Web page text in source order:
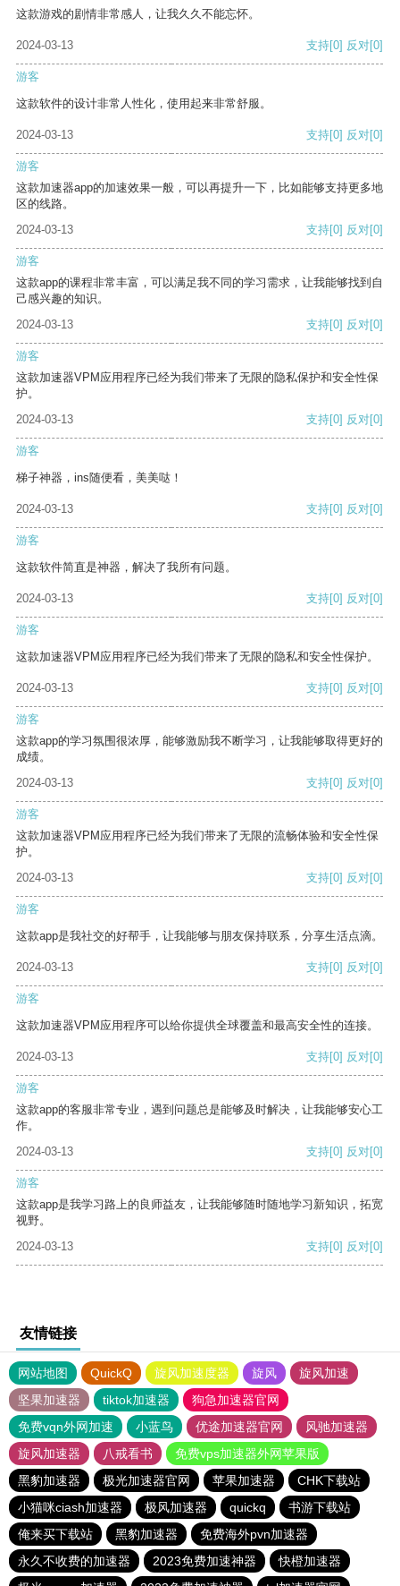
这款游戏的剧情非常感人，让我久久不能忘怀。
2024-03-13 支持[0] 反对[0]
游客
这款软件的设计非常人性化，使用起来非常舒服。
2024-03-13 支持[0] 反对[0]
游客
这款加速器app的加速效果一般，可以再提升一下，比如能够支持更多地
区的线路。
2024-03-13
支持[0] 反对[0]
游客
这款app的课程非常丰富，可以满足我不同的学习需求，让我能够找到自
己感兴趣的知识。
2024-03-13
支持[0] 反对[0]
游客
这款加速器VPM应用程序已经为我们带来了无限的隐私保护和安全性保
护。
2024-03-13
支持[0] 反对[0]
游客
梯子神器，ins随便看，美美哒！
2024-03-13 支持[0] 反对[0]
游客
这款软件简直是神器，解决了我所有问题。
2024-03-13 支持[0] 反对[0]
游客
这款加速器VPM应用程序已经为我们带来了无限的隐私和安全性保护。
2024-03-13 支持[0] 反对[0]
游客
这款app的学习氛围很浓厚，能够激励我不断学习，让我能够取得更好的
成绩。
2024-03-13
支持[0] 反对[0]
游客
这款加速器VPM应用程序已经为我们带来了无限的流畅体验和安全性保
护。
2024-03-13
支持[0] 反对[0]
游客
这款app是我社交的好帮手，让我能够与朋友保持联系，分享生活点滴。
2024-03-13 支持[0] 反对[0]
游客
这款加速器VPM应用程序可以给你提供全球覆盖和最高安全性的连接。
2024-03-13 支持[0] 反对[0]
游客
这款app的客服非常专业，遇到问题总是能够及时解决，让我能够安心工
作。
2024-03-13
支持[0] 反对[0]
游客
这款app是我学习路上的良师益友，让我能够随时随地学习新知识，拓宽
视野。
2024-03-13
支持[0] 反对[0]
友情链接
网站地图 QuickQ 旋风加速度器 旋风
旋风加速
坚果加速器
tiktok加速器
狗急加速器官网
免费vqn外网加速
小蓝鸟 优途加速器官网
风驰加速器
旋风加速器
八戒看书
免费vps加速器外网苹果版
黑豹加速器
极光加速器官网 苹果加速器
CHK下载站
小猫咪ciash加速器
极风加速器 quickq
书游下载站
俺来买下载站
黑豹加速器
免费海外pvn加速器
永久不收费的加速器
2023免费加速神器
快橙加速器